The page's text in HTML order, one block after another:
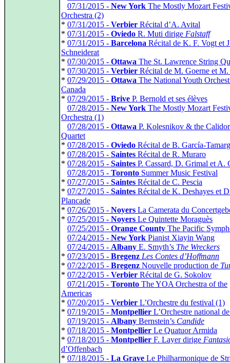
07/31/2015 - New York The Mostly Mozart
Orchestra (2)
* 07/31/2015 - Verbier Récital d’A. Avital
* 07/31/2015 - Oviedo R. Muti dirige Falstaff
* 07/31/2015 - Barcelona Récital de K. F. Vogt et
Schneiderat
* 07/30/2015 - Ottawa The St. Lawrence String
* 07/30/2015 - Verbier Récital de M. Goerne et M.
* 07/29/2015 - Ottawa The National Youth
Canada
* 07/29/2015 - Brive P. Bernold et ses élèves
07/28/2015 - New York The Mostly Mozart
Orchestra (1)
07/28/2015 - Ottawa P. Kolesnikov & the
Quartet
* 07/28/2015 - Oviedo Récital de B. García-
* 07/28/2015 - Saintes Récital de R. Muraro
* 07/28/2015 - Saintes P. Cassard, D. Grimal et A.
07/28/2015 - Toronto Summer Music Festival
* 07/27/2015 - Saintes Récital de C. Pescia
* 07/27/2015 - Saintes Récital de K. Deshayes et
Plancade
* 07/26/2015 - Noyers La Camerata du
* 07/25/2015 - Noyers Le Quintette Moraguès
07/25/2015 - Orange County The Pacific
07/24/2015 - New York Pianist Xiayin Wang
07/24/2015 - Albany E. Smyth’s The Wreckers
* 07/23/2015 - Bregenz Les Contes d’Hoffmann
* 07/22/2015 - Bregenz Nouvelle production de
* 07/22/2015 - Verbier Récital de G. Sokolov
07/21/2015 - Toronto The YOA Orchestra of the
Americas
* 07/20/2015 - Verbier L’Orchestre du festival (1)
* 07/19/2015 - Montpellier L’Orchestre national
07/19/2015 - Albany Bernstein’s Candide
* 07/18/2015 - Montpellier Le Quatuor Armida
* 07/18/2015 - Montpellier F. Layer dirige
d’Offenbach
* 07/18/2015 - La Grave Le Philharmonique de